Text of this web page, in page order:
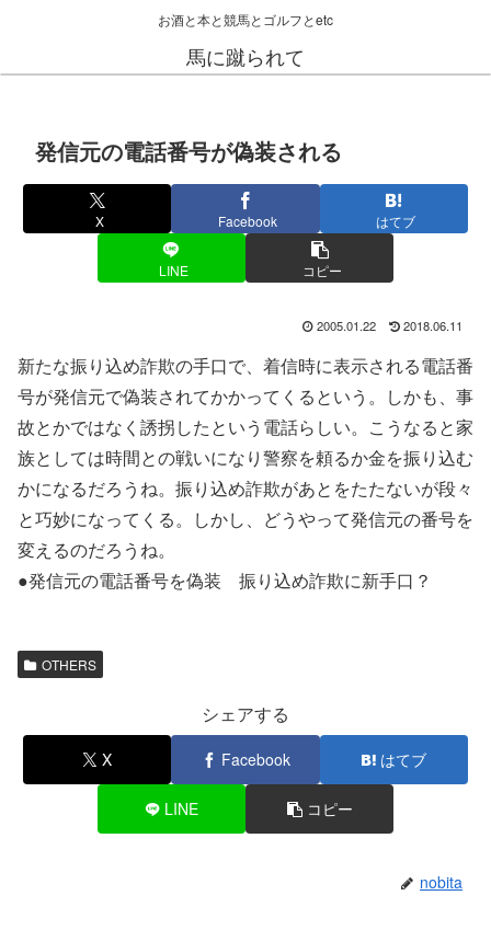
お酒と本と競馬とゴルフとetc
馬に蹴られて
発信元の電話番号が偽装される
X Facebook はてブ
LINE コピー
2005.01.22 2018.06.11
新たな振り込め詐欺の手口で、着信時に表示される電話番
号が発信元で偽装されてかかってくるという。しかも、事
故とかではなく誘拐したという電話らしい。こうなると家
族としては時間との戦いになり警察を頼るか金を振り込む
かになるだろうね。振り込め詐欺があとをたたないが段々
と巧妙になってくる。しかし、どうやって発信元の番号を
変えるのだろうね。
●発信元の電話番号を偽装 振り込め詐欺に新手口？
OTHERS
シェアする
X Facebook はてブ
LINE コピー
nobita